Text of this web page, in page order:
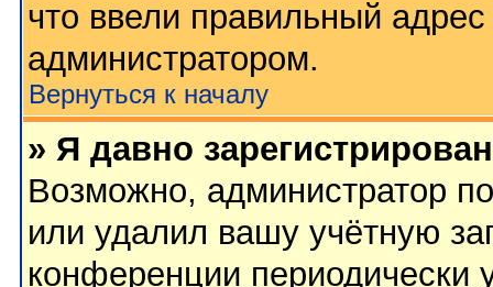
что ввели правильный
администратором.
Вернуться к началу
» Я давно
Возможно, администратор
или удалил вашу учётную
конференции периодически